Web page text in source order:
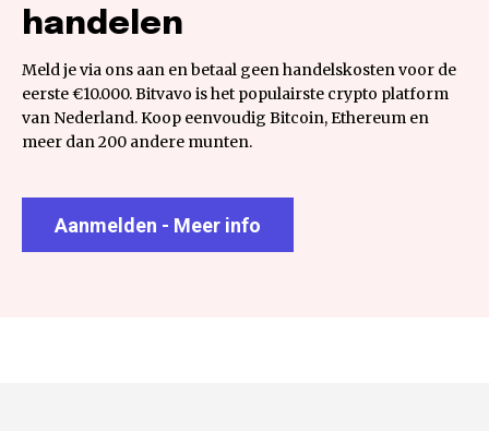
handelen
Meld je via ons aan en betaal geen handelskosten voor de
eerste €10.000. Bitvavo is het populairste crypto platform
van Nederland. Koop eenvoudig Bitcoin, Ethereum en
meer dan 200 andere munten.
Aanmelden - Meer info